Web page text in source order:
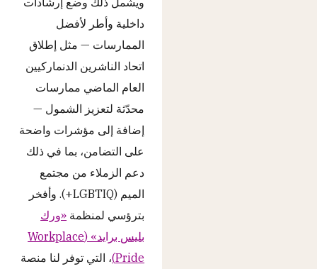
داخلية وأطر لأفضل
الممارسات — مثل إطلاق
اتحاد الناشرين الدنماركيين
العام الماضي ممارسات
محدّثة لتعزيز الشمول —
إضافة إلى مؤشرات واضحة
على التضامن، بما في ذلك
دعم الزملاء من مجتمع
الميم (LGBTIQ+). وأفخر
بترؤسي لمنظمة «ورك
بليس برايد» (Workplace
Pride) ، التي توفر لنا منصة